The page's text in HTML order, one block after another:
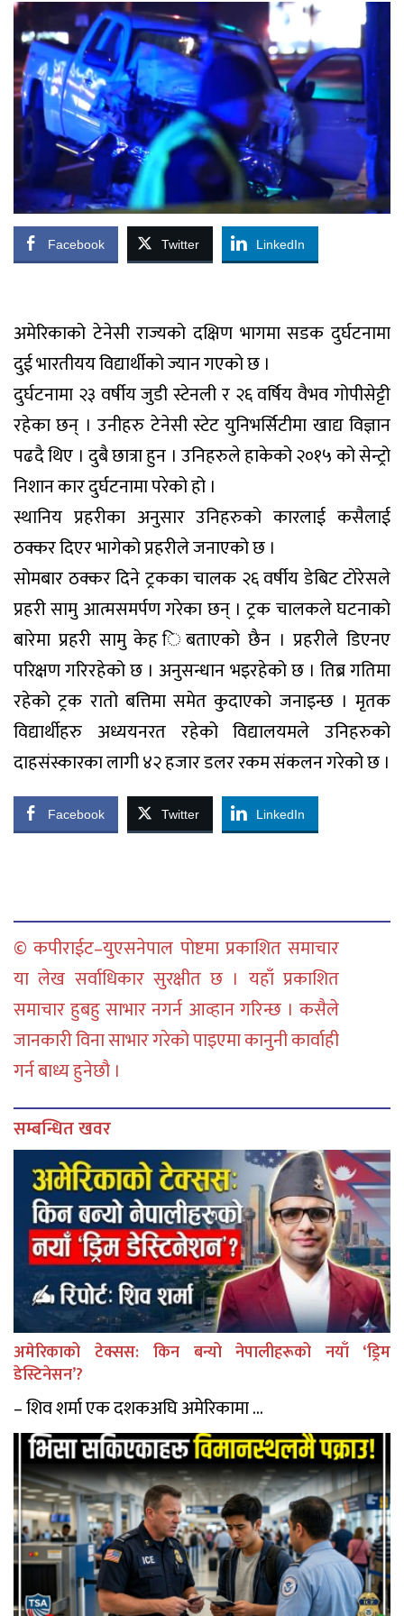
Facebook Twitter LinkedIn
अमेरिकाको टेनेसी राज्यको दक्षिण भागमा सडक दुर्घटनामा
दुई भारतीयय विद्यार्थीको ज्यान गएको छ ।
दुर्घटनामा २३ वर्षीय जुडी स्टेनली र २६ वर्षिय वैभव गोपीसेट्टी
रहेका छन् । उनीहरु टेनेसी स्टेट युनिभर्सिटीमा खाद्य विज्ञान
पढदै थिए । दुबै छात्रा हुन । उनिहरुले हाकेको २०१५ को सेन्ट्रो
निशान कार दुर्घटनामा परेको हो ।
स्थानिय प्रहरीका अनुसार उनिहरुको कारलाई कसैलाई
ठक्कर दिएर भागेको प्रहरीले जनाएको छ ।
सोमबार ठक्कर दिने ट्रकका चालक २६ वर्षीय डेबिट टोरेसले
प्रहरी सामु आत्मसमर्पण गरेका छन् । ट्रक चालकले घटनाको
बारेमा प्रहरी सामु केह िबताएको छैन । प्रहरीले डिएनए
परिक्षण गरिरहेको छ । अनुसन्धान भइरहेको छ । तिब्र गतिमा
रहेको ट्रक रातो बत्तिमा समेत कुदाएको जनाइन्छ । मृतक
विद्यार्थीहरु अध्ययनरत रहेको विद्यालयमले उनिहरुको
दाहसंस्कारका लागी ४२ हजार डलर रकम संकलन गरेको छ ।
Facebook Twitter LinkedIn
© कपीराईट–युएसनेपाल पोष्टमा प्रकाशित समाचार
या लेख सर्वाधिकार सुरक्षीत छ । यहाँ प्रकाशित
समाचार हुबहु साभार नगर्न आव्हान गरिन्छ । कसैले
जानकारी विना साभार गरेको पाइएमा कानुनी कार्वाही
गर्न बाध्य हुनेछौ ।
सम्बन्धित खवर
अमेरिकाको टेक्सस: किन बन्यो नेपालीहरूको नयाँ ‘ड्रिम
डेस्टिनेसन’?
– शिव शर्मा एक दशकअघि अमेरिकामा ...